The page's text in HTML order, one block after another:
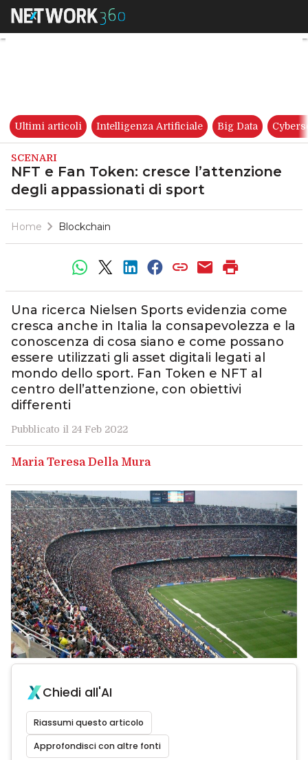
NFT e Fan Token: cresce
Ultimi articoli Intelligenza Artificiale Big Data
SCENARI
NFT e Fan Token: cresce l’attenzione
degli appassionati di sport
Home Blockchain
Una ricerca Nielsen Sports evidenzia come
cresca anche in Italia la consapevolezza e la
conoscenza di cosa siano e come possano
essere utilizzati gli asset digitali legati al
mondo dello sport. Fan Token e NFT al
centro dell’attenzione, con obiettivi
differenti
Pubblicato il 24 Feb 2022
Maria Teresa Della Mura
Chiedi all'AI
Riassumi questo articolo
Approfondisci con altre fonti